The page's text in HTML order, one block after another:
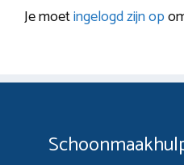
Je moetingelogd zijn op